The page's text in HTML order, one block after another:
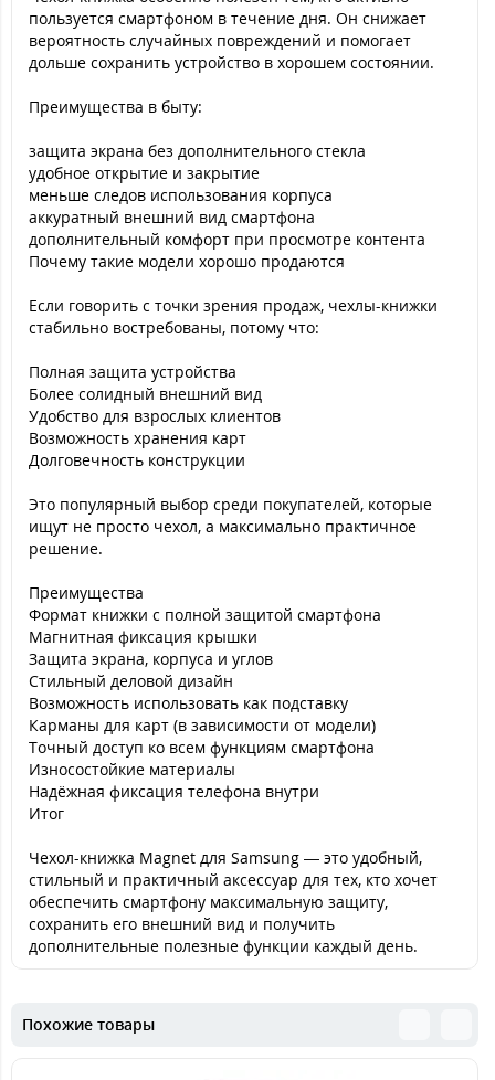
пользуется смартфоном в течение дня. Он снижает
вероятность случайных повреждений и помогает
дольше сохранить устройство в хорошем состоянии.
Преимущества в быту:
защита экрана без дополнительного стекла
удобное открытие и закрытие
меньше следов использования корпуса
аккуратный внешний вид смартфона
дополнительный комфорт при просмотре контента
Почему такие модели хорошо продаются
Если говорить с точки зрения продаж, чехлы-книжки
стабильно востребованы, потому что:
Полная защита устройства
Более солидный внешний вид
Удобство для взрослых клиентов
Возможность хранения карт
Долговечность конструкции
Это популярный выбор среди покупателей, которые
ищут не просто чехол, а максимально практичное
решение.
Преимущества
Формат книжки с полной защитой смартфона
Магнитная фиксация крышки
Защита экрана, корпуса и углов
Стильный деловой дизайн
Возможность использовать как подставку
Карманы для карт (в зависимости от модели)
Точный доступ ко всем функциям смартфона
Износостойкие материалы
Надёжная фиксация телефона внутри
Итог
Чехол-книжка Magnet для Samsung — это удобный,
стильный и практичный аксессуар для тех, кто хочет
обеспечить смартфону максимальную защиту,
сохранить его внешний вид и получить
дополнительные полезные функции каждый день.
Похожие товары